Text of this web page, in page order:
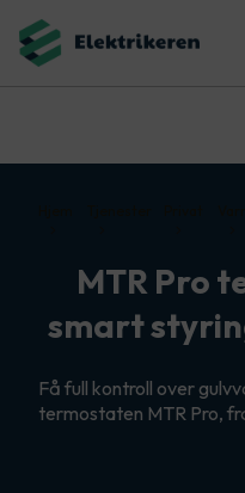
MTR Pro
smart
Få full kontroll over
termostaten MTR Pro,